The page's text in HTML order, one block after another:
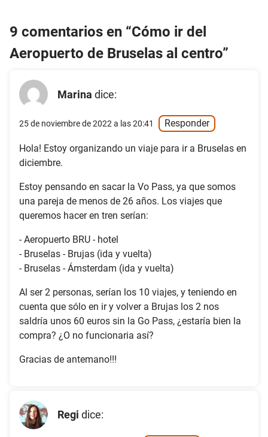
9 comentarios en “Cómo ir del
Aeropuerto de Bruselas al centro”
Marina dice:
25 de noviembre de 2022 a las 20:41 Responder
Hola! Estoy organizando un viaje para ir a Bruselas en
diciembre.
Estoy pensando en sacar la Vo Pass, ya que somos
una pareja de menos de 26 años. Los viajes que
queremos hacer en tren serían:
- Aeropuerto BRU - hotel
- Bruselas - Brujas (ida y vuelta)
- Bruselas - Ámsterdam (ida y vuelta)
Al ser 2 personas, serían los 10 viajes, y teniendo en
cuenta que sólo en ir y volver a Brujas los 2 nos
saldría unos 60 euros sin la Go Pass, ¿estaría bien la
compra? ¿O no funcionaria así?
Gracias de antemano!!!
Regi dice: